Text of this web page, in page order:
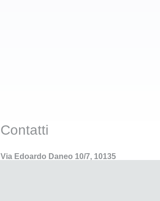
Contatti
Via Edoardo Daneo 10/7, 10135